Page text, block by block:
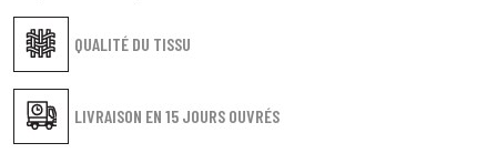
QUALITÉ DU TISSU
LIVRAISON EN 15 JOURS OUVRÉS